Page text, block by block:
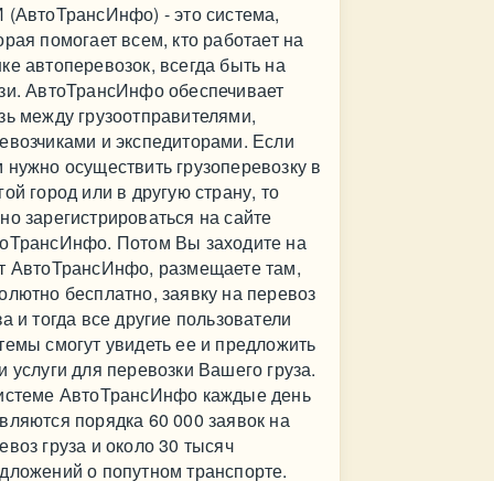
- это система,
помогает всем, кто работает на
автоперевозок, всегда быть на
АвтоТрансИнфо обеспечивает
между грузоотправителями,
и экспедиторами. Если
осуществить грузоперевозку в
город или в другую страну, то
зарегистрироваться на сайте
Потом Вы заходите на
АвтоТрансИнфо, размещаете там,
бесплатно, заявку на перевоз
и тогда все другие пользователи
смогут увидеть ее и предложить
услуги для перевозки Вашего груза.
АвтоТрансИнфо каждые день
порядка 60 000 заявок на
груза и около 30 тысяч
о попутном транспорте.